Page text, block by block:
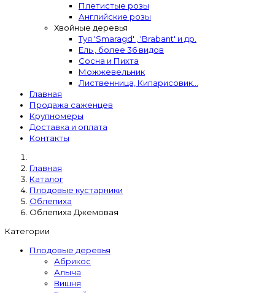
Плетистые розы
Английские розы
Хвойные деревья
Туя 'Smaragd' , 'Brabant' и др.
Ель , более 36 видов
Сосна и Пихта
Можжевельник
Лиственница, Кипарисовик...
Главная
Продажа саженцев
Крупномеры
Доставка и оплата
Контакты
Главная
Каталог
Плодовые кустарники
Облепиха
Облепиха Джемовая
Категории
Плодовые деревья
Абрикос
Алыча
Вишня